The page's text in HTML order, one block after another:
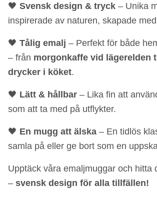
🖤 Svensk design & tryck – Unika
inspirerade av naturen, skapade
🖤 Tålig emalj – Perfekt för både
– från morgonkaffe vid lägerelden
drycker i köket.
🖤 Lätt & hållbar – Lika fin att
som att ta med på utflykter.
🖤 En mugg att älska – En tidlös
samla på eller ge bort som en
Upptäck våra emaljmuggar och hitta
– svensk design för alla tillfällen!